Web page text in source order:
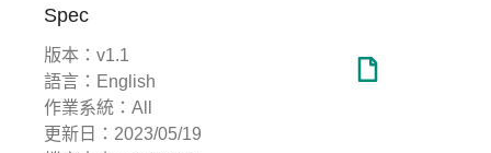
Spec
版本： v1.1
語言： English
作業系統： All
更新日： 2023/05/19